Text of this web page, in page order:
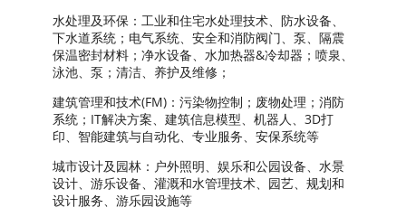
水处理及环保：工业和住宅水处理技术、防水设备、
下水道系统；电气系统、安全和消防阀门、泵、隔震
保温密封材料；净水设备、水加热器&冷却器；喷泉、
泳池、泵；清洁、养护及维修；
建筑管理和技术(FM)：污染物控制；废物处理；消防
系统；IT解决方案、建筑信息模型、机器人、3D打
印、智能建筑与自动化、专业服务、安保系统等
城市设计及园林：户外照明、娱乐和公园设备、水景
设计、游乐设备、灌溉和水管理技术、园艺、规划和
设计服务、游乐园设施等